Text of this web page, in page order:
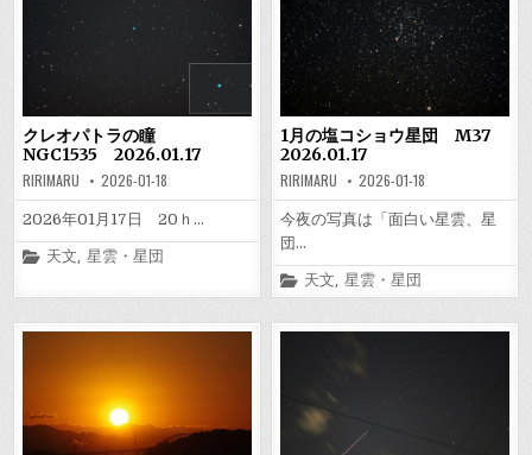
クレオパトラの瞳
NGC1535 2026.01.17
RIRIMARU 2026-01-18
2026年01月17日 20ｈ…
Posted
in
天文,星雲・星団
1月の塩コショウ星団 M37
2026.01.17
RIRIMARU 2026-01-18
今夜の写真は「面白い星雲、星
団…
Posted
in
天文,星雲・星団